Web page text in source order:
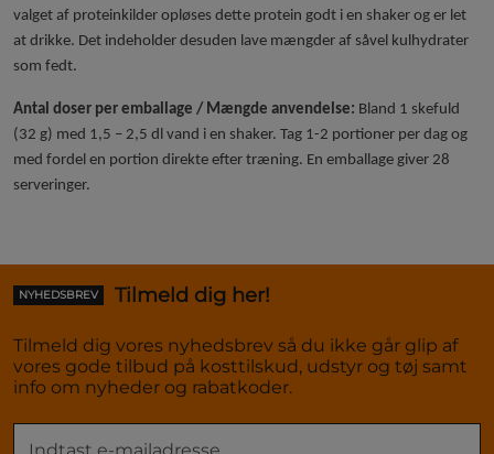
valget af proteinkilder opløses dette protein godt i en shaker og er let
at drikke. Det indeholder desuden lave mængder af såvel kulhydrater
som fedt.
Antal doser per emballage / Mængde anvendelse: Bland 1 skefuld
(32 g) med 1,5 – 2,5 dl vand i en shaker. Tag 1-2 portioner per dag og
med fordel en portion direkte efter træning. En emballage giver 28
serveringer.
NYHEDSBREV Tilmeld dig her!
Tilmeld dig vores nyhedsbrev så du ikke går glip af
vores gode tilbud på kosttilskud, udstyr og tøj samt
info om nyheder og rabatkoder.